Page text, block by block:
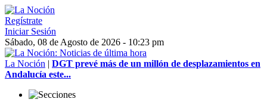
Regístrate
Iniciar Sesión
Sábado, 08 de Agosto de 2026 - 10:23 pm
La Noción | DGT prevé más de un millón de desplazamientos en
Andalucía este...